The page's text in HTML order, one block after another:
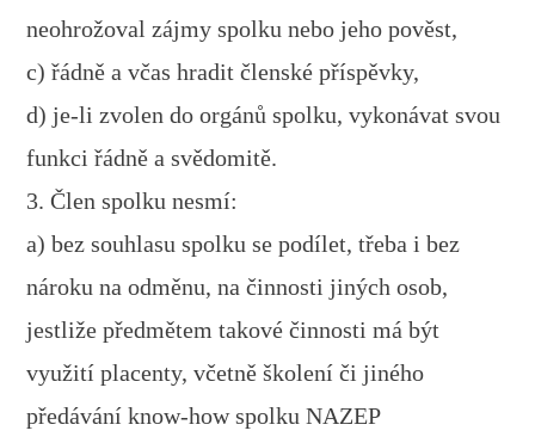
neohrožoval zájmy spolku nebo jeho pověst,
c) řádně a včas hradit členské příspěvky,
d) je-li zvolen do orgánů spolku, vykonávat svou
funkci řádně a svědomitě.
3. Člen spolku nesmí:
a) bez souhlasu spolku se podílet, třeba i bez
nároku na odměnu, na činnosti jiných osob,
jestliže předmětem takové činnosti má být
využití placenty, včetně školení či jiného
předávání know-how spolku NAZEP